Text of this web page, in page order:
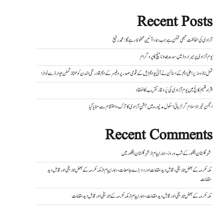
Recent Posts
آزادی کی حفاظت تبھی ممکن ہے جب ہمارا آئین محفوظ رہے گا : محمد رفیع
یوم آزادی پر میراروڈ میں سدھ بھاونا منچ کا پروگرام
تمل ناڈو وزیر اعلی ایم کے اسٹالن نے آئی یو ایم ایل کے قومی صدر پروفیسر کے ایم قادرمحی الدن کو ممتاز تملن ایوارڈ سے نوازا
اقراء تھیم کالج میں یوم آزادی کی پُر وقار تقریب کا انعقاد
انجمن خیر الاسلام گرلز ہائی اسکول مدنپورہ میں جشنِ آزادی کا تزک و احتشام سے منایا گیا
Recent Comments
شہر گلستان بنگلور کے شب و روز - ہمارا پیامازشہر گلستان بنگلور میں
مکہ مکرمہ کے بعض تاریخی، قابل دید مقامات اور دو بڑے جامعات - ہمارا پیامازمکہ مکرمہ کے بعض تاریخی اور قابل دید
مقامات
مکہ مکرمہ کے بعض تاریخی اور قابل دید مقامات - ہمارا پیامازمکہ مکرمہ کے تاریخی اور قابل دید مقامات